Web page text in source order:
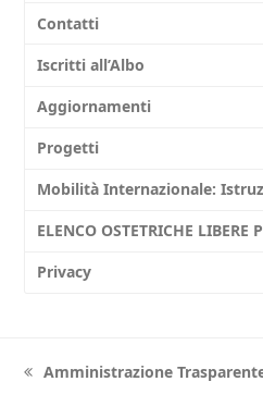
Contatti
Iscritti all’Albo
Aggiornamenti
Progetti
Mobilità Internazionale:
ELENCO OSTETRICHE LIBERE
Privacy
previous
Amministrazione